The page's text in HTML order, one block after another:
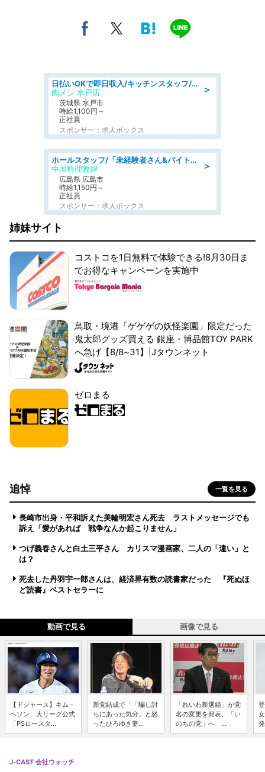
＞
日払いOKで即日収入/キッチンスタッフ/「原付免許必須」デリバリー業務など、自己成長可能な幅広い仕事に挑戦!髪型自由&ピアス・ネイルOK/茨城県/水戸市
肉メシ 水戸店
茨城県 水戸市
時給1,100円～
正社員
スポンサー：求人ボックス
＞
ホールスタッフ/「未経験者さん&バイトデビューも大歓迎」残業ほぼなし×1日3時間〜勤務OK!フォロー体制も充実/広島県/広島市南区
中国料理敦煌
広島県 広島市
時給1,150円～
正社員
スポンサー：求人ボックス
姉妹サイト
コストコを1日無料で体験できる!8月30日ま
でお得なキャンペーンを実施中
鳥取・境港「ゲゲゲの妖怪楽園」限定だった
鬼太郎グッズ買える 銀座・博品館TOY PARK
へ急げ【8/8~31】|Jタウンネット
ゼロまる
追悼 一覧を見る
長崎市出身・平和訴えた美輪明宏さん死去 ラストメッセージでも
訴え「愛があれば 戦争なんか起こりません」
つげ義春さんと白土三平さん カリスマ漫画家、二人の「違い」と
は？
死去した丹羽宇一郎さんは、経済界有数の読書家だった 『死ぬほ
ど読書』ベストセラーに
動画で見る 画像で見る
【ドジャース】キム・
ヘソン、大リーグ公式
「PSロースタ...
新党結成で「「騙し討
ちにあった気分」と怒
ったひろゆき妻...
「れいわ新選組」が党
名の変更を発表、「い
のちの党」へ ...
J-CAST 会社ウォッチ